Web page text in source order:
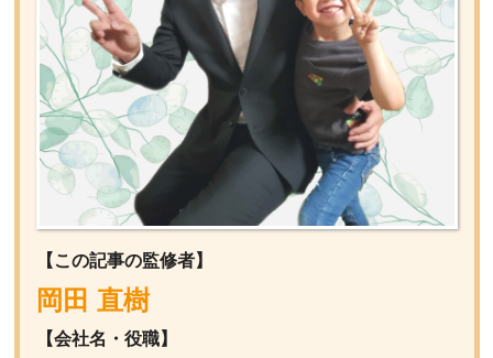
【この記事の監修者】
岡田 直樹
【会社名・役職】